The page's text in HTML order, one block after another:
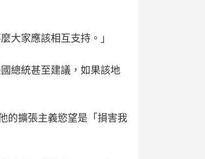
大家應該相互支持。」
總統甚至建議，如果該地
的擴張主義慾望是「損害我